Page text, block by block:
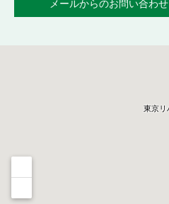
メールからのお問い合わせ